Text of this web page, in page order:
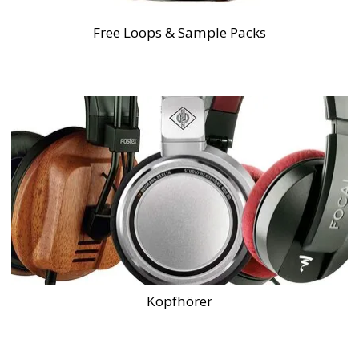
Free Loops & Sample Packs
Kopfhörer